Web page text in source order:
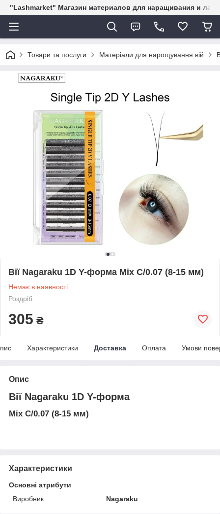
"Lashmarket" Магазин материалов для наращивания и
Товари та послуги Матеріали для нарощування вій
Вії Nagaraku 1D Y-форма Mix C/0.07 (8-15 мм)
Немає в наявності
Роздріб
305 ₴
Характеристики Доставка Оплата Умови
Опис
Вії Nagaraku 1D Y-форма
Mix C/0.07 (8-15 мм)
Характеристики
Основні атрибути
Виробник
Nagaraku